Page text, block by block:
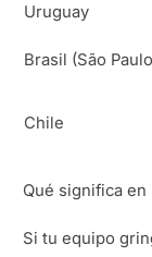
Uruguay
Brasil (São
Chile
Qué significa en
Si tu equipo